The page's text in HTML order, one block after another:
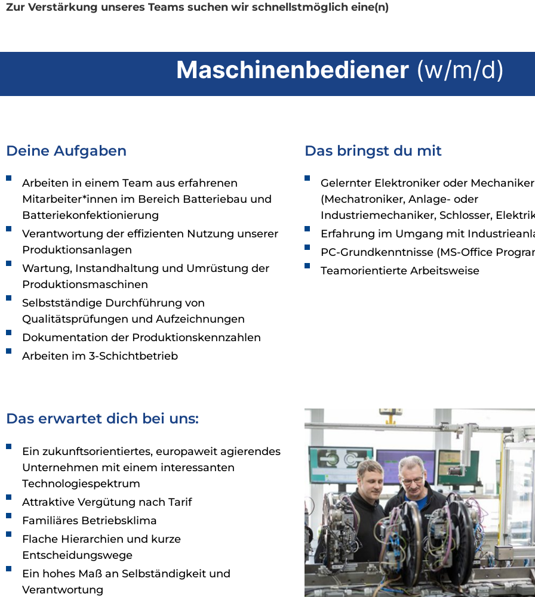
Zur Verstärkung unseres Teams suchen wir schnellstmöglich eine(n)
Maschinenbediener (w/m/d)
Deine Aufgaben
Arbeiten in einem Team aus erfahrenen
Mitarbeiter*innen im Bereich Batteriebau und
Batteriekonfektionierung
Verantwortung der effizienten Nutzung unserer
Produktionsanlagen
Wartung, Instandhaltung und Umrüstung der
Produktionsmaschinen
Selbstständige Durchführung von
Qualitätsprüfungen und Aufzeichnungen
Dokumentation der Produktionskennzahlen
Arbeiten im 3-Schichtbetrieb
Das bringst du mit
Gelernter Elektroniker oder Mechaniker
(Mechatroniker, Anlage- oder
Industriemechaniker, Schlosser,
Erfahrung im Umgang mit
PC-Grundkenntnisse (MS-Office
Teamorientierte Arbeitsweise
Das erwartet dich bei uns:
Ein zukunftsorientiertes, europaweit agierendes
Unternehmen mit einem interessanten
Technologiespektrum
Attraktive Vergütung nach Tarif
Familiäres Betriebsklima
Flache Hierarchien und kurze
Entscheidungswege
Ein hohes Maß an Selbständigkeit und
Verantwortung